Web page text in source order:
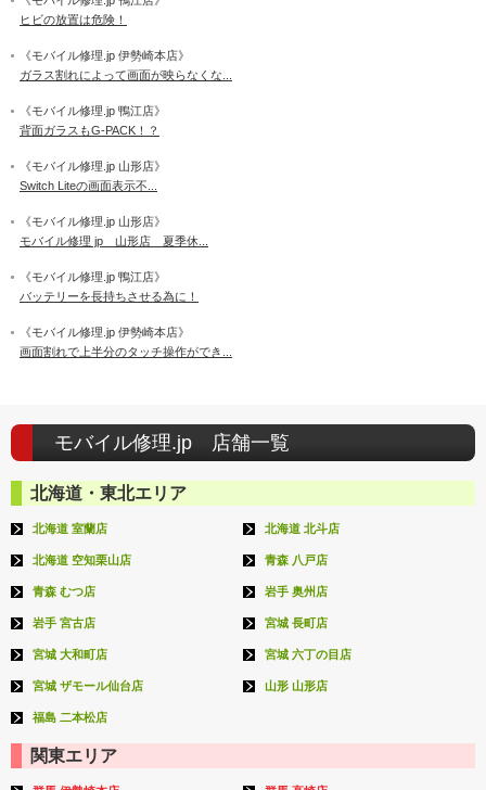
ヒビの放置は危険！
《モバイル修理.jp 伊勢崎本店》
ガラス割れによって画面が映らなくな...
《モバイル修理.jp 鴨江店》
背面ガラスもG-PACK！？
《モバイル修理.jp 山形店》
Switch Liteの画面表示不...
《モバイル修理.jp 山形店》
モバイル修理 jp 山形店 夏季休...
《モバイル修理.jp 鴨江店》
バッテリーを長持ちさせる為に！
《モバイル修理.jp 伊勢崎本店》
画面割れで上半分のタッチ操作ができ...
モバイル修理.jp 店舗一覧
北海道・東北エリア
北海道 室蘭店 北海道 北斗店
北海道 空知栗山店 青森 八戸店
青森 むつ店 岩手 奥州店
岩手 宮古店 宮城 長町店
宮城 大和町店 宮城 六丁の目店
宮城 ザモール仙台店 山形 山形店
福島 二本松店
関東エリア